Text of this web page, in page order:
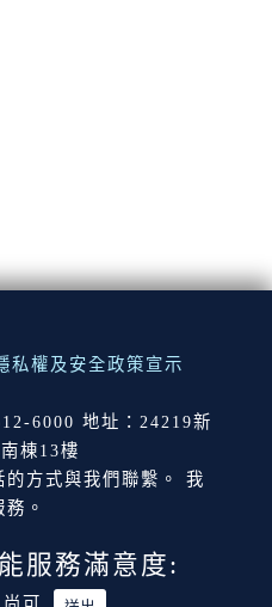
私權及安全政策宣示
6000 地址：24219新
棟13樓
方式與我們聯繫。 我
。
服務滿意度:
尚可